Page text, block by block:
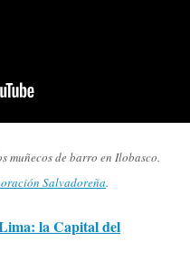
muñecos de barro en Ilobasco.
Salvadoreña.
la Capital del